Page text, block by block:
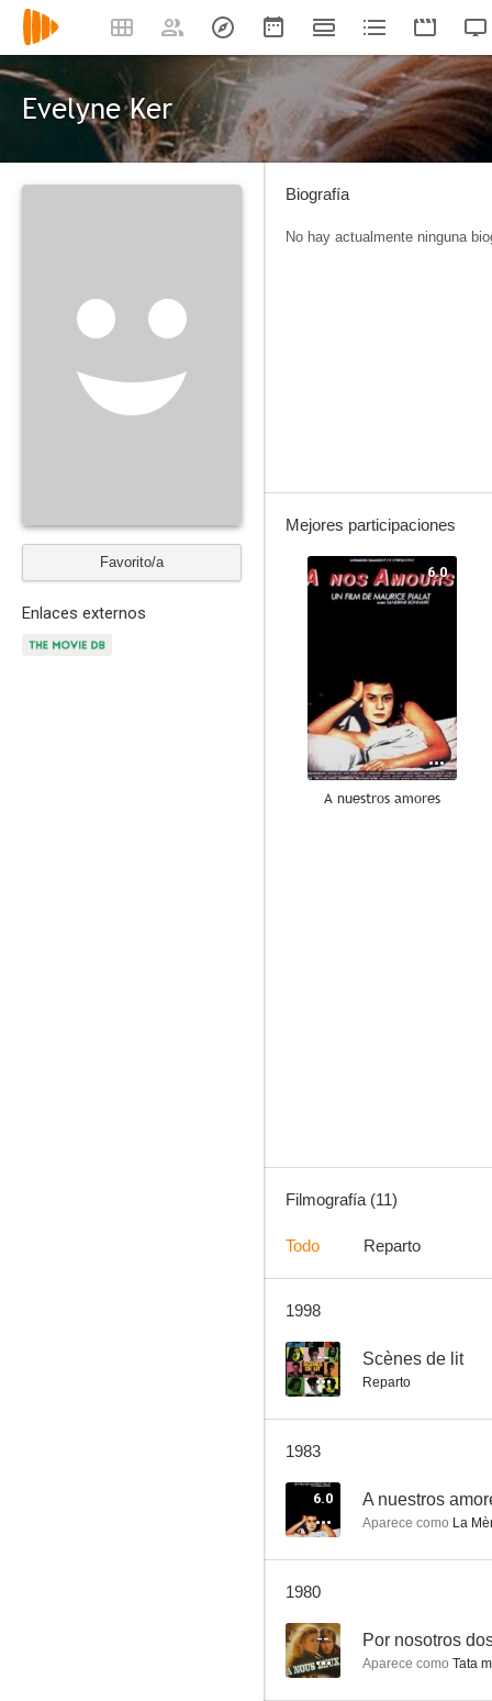
Evelyne Ker
Favorito/a
Enlaces externos
Biografía
No hay actualmente ninguna
Mejores participaciones
6.0
A nuestros amores
--
Filmografía (11)
Todo Reparto
1998
-- Scènes de lit
Reparto
1983
6.0 A nuestros
Aparece como La
1980
-- Por nosotros
Aparece como Tata